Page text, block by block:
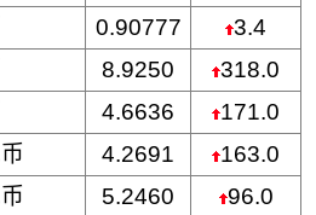
0.90777
3.4
8.9250
318.0
4.6636
171.0
4.2691
163.0
5.2460
96.0